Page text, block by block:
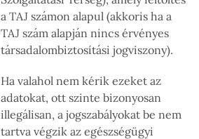
a TAJ számon alapul (akkoris ha a
TAJ szám alapján nincs érvényes
társadalombiztosítási jogviszony).
Ha valahol nem kérik ezeket az
adatokat, ott szinte bizonyosan
illegálisan, a jogszabályokat be nem
tartva végzik az egészségügyi